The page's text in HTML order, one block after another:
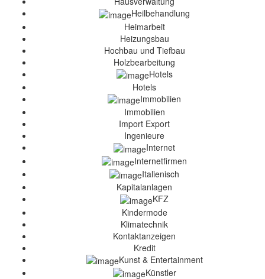
Heilbehandlung
Heimarbeit
Heizungsbau
Hochbau und Tiefbau
Holzbearbeitung
Hotels
Hotels
Immobilien
Immobilien
Import Export
Ingenieure
Internet
Internetfirmen
Italienisch
Kapitalanlagen
KFZ
Kindermode
Klimatechnik
Kontaktanzeigen
Kredit
Kunst & Entertainment
Künstler